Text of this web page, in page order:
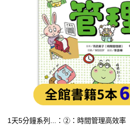
1天5分鐘系列...：➁：時間管理高效率